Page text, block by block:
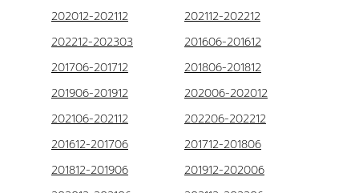
202012-202112
202112-202212
202212-202303
201606-201612
201706-201712
201806-201812
201906-201912
202006-202012
202106-202112
202206-202212
201612-201706
201712-201806
201812-201906
201912-202006